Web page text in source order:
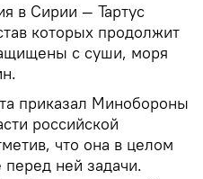
в Сирии — Тартус
которых продолжит
с суши, моря
приказал Минобороны
российской
что она в целом
ней задачи.